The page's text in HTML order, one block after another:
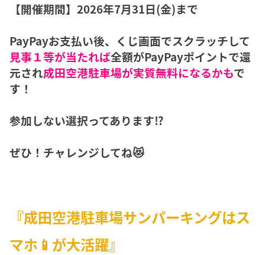
【開催期間】2026年7月31日(金)まで
PayPayお支払い後、くじ画面でスクラッチして
見事１等が当たれば全額がPayPayポイントで還
元され成田空港駐車場が実質無料になるかもで
す！
参加しない選択ってあります⁉️
ぜひ！チャレンジしてね😻
『成田空港駐車場サンパーキングはス
マホ📱が大活躍』